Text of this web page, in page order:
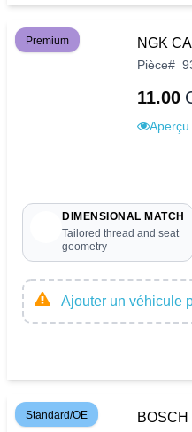
Premium NGK
Pièce#
11.00
DIMENSIONAL MATCH
Tailored thread and seat
geometry
Ajouter un véhicule
Standard/OE BOSCH